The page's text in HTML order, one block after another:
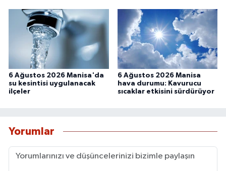
6 Ağustos 2026 Manisa'da
su kesintisi uygulanacak
ilçeler
6 Ağustos 2026 Manisa
hava durumu: Kavurucu
sıcaklar etkisini sürdürüyor
Yorumlar